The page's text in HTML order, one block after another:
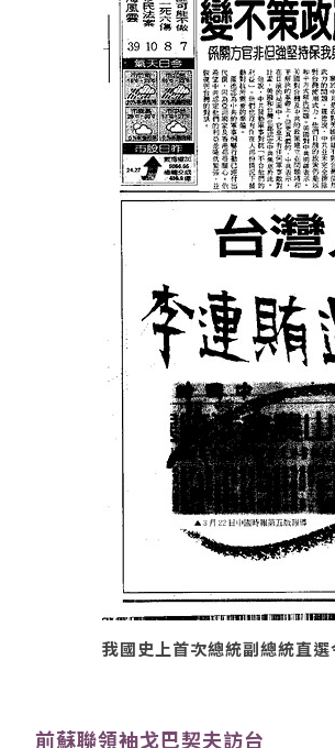
我國史上首次總統副總統直
前蘇聯領袖戈巴契夫訪台